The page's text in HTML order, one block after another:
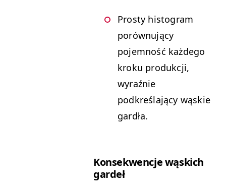
Prosty histogram
porównujący
pojemność każdego
kroku produkcji,
wyraźnie
podkreślający wąskie
gardła.
Konsekwencje wąskich
gardeł